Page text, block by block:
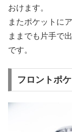
おけます。
またポケットに
ままでも片手で
です。
フロントポ